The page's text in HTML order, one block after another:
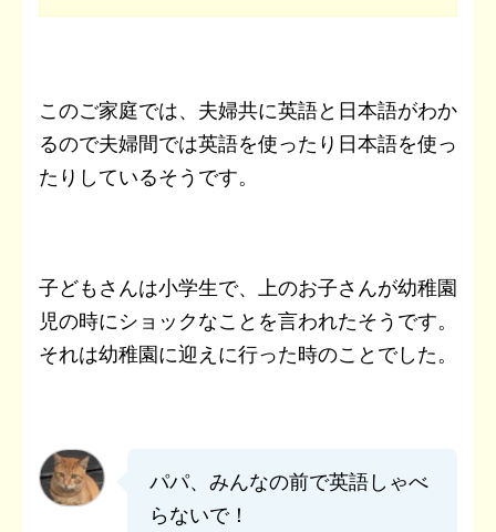
このご家庭では、夫婦共に英語と日本語がわか
るので夫婦間では英語を使ったり日本語を使っ
たりしているそうです。
子どもさんは小学生で、上のお子さんが幼稚園
児の時にショックなことを言われたそうです。
それは幼稚園に迎えに行った時のことでした。
パパ、みんなの前で英語しゃべ
らないで！